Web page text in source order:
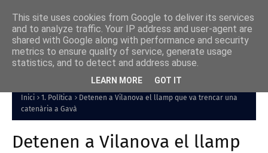
Inici 1. Política
Detenen a Vilanova el llamp que va trencar una
catenària a Gavà
Detenen a Vilanova el llamp
This site uses cookies from Google to deliver its services
and to analyze traffic. Your IP address and user-agent are
shared with Google along with performance and security
metrics to ensure quality of service, generate usage
statistics, and to detect and address abuse.
LEARN MORE GOT IT